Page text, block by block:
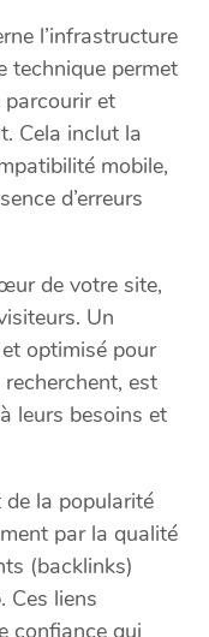
l’infrastructure
technique permet
parcourir et
Cela inclut la
mobile,
d’erreurs
de votre site,
Un
optimisé pour
est
leurs besoins et
de la popularité
par la qualité
(backlinks)
Ces liens